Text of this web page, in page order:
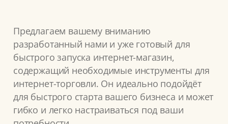
Предлагаем вашему вниманию
разработанный нами и уже готовый для
быстрого запуска интернет-магазин,
содержащий необходимые инструменты для
интернет-торговли. Он идеально подойдёт
для быстрого старта вашего бизнеса и может
гибко и легко настраиваться под ваши